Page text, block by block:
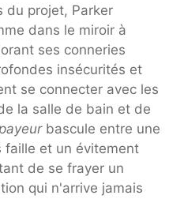
du projet, Parker
dans le miroir à
ses conneries
insécurités et
se connecter avec les
la salle de bain et de
bascule entre une
faille et un évitement
de se frayer un
qui n'arrive jamais